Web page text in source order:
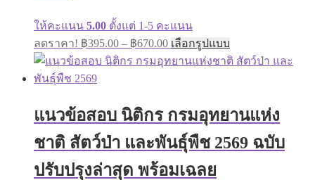
ให้คะแนน 5.00 ตั้งแต่ 1-5 คะแนน
ลดราคา! ฿395.00 – ฿670.00Price
range:
฿395.00
เลือกรูปแบบ
product
has
options
be
chosen
แนวข้อสอบ นิติกร กรมอุทยานแห่ง
ชาติ สัตว์ป่า และพันธุ์พืช 2569 ฉบับ
ปรับปรุงล่าสุด พร้อมเฉลย